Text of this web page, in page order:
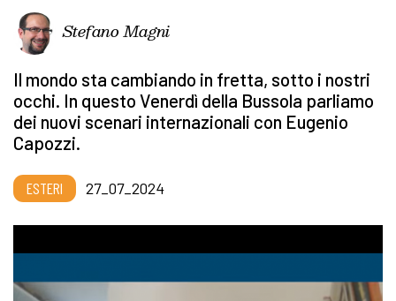
Stefano Magni
Il mondo sta cambiando in fretta, sotto i nostri
occhi. In questo Venerdì della Bussola parliamo
dei nuovi scenari internazionali con Eugenio
Capozzi.
ESTERI 27_07_2024